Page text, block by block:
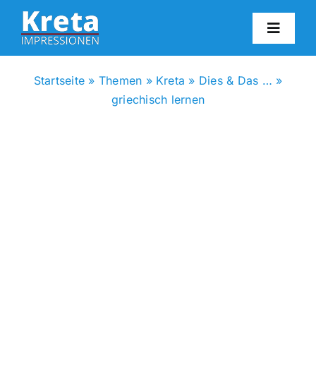
Zum
Inhalt
springen
Startseite » Themen » Kreta » Dies & Das … »
griechisch lernen